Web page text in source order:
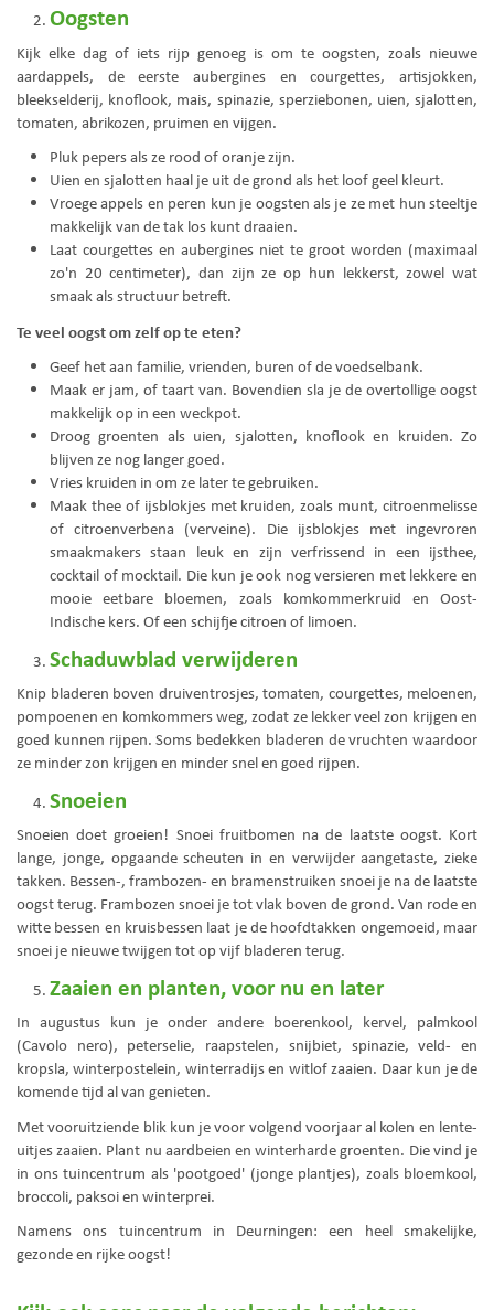
Oogsten
Kijk elke dag of iets rijp genoeg is om te oogsten, zoals nieuwe
aardappels, de eerste aubergines en courgettes, artisjokken,
bleekselderij, knoflook, mais, spinazie, sperziebonen, uien, sjalotten,
tomaten, abrikozen, pruimen en vijgen.
Pluk pepers als ze rood of oranje zijn.
Uien en sjalotten haal je uit de grond als het loof geel kleurt.
Vroege appels en peren kun je oogsten als je ze met hun steeltje
makkelijk van de tak los kunt draaien.
Laat courgettes en aubergines niet te groot worden (maximaal
zo'n 20 centimeter), dan zijn ze op hun lekkerst, zowel wat
smaak als structuur betreft.
Te veel oogst om zelf op te eten?
Geef het aan familie, vrienden, buren of de voedselbank.
Maak er jam, of taart van. Bovendien sla je de overtollige oogst
makkelijk op in een weckpot.
Droog groenten als uien, sjalotten, knoflook en kruiden. Zo
blijven ze nog langer goed.
Vries kruiden in om ze later te gebruiken.
Maak thee of ijsblokjes met kruiden, zoals munt, citroenmelisse
of citroenverbena (verveine). Die ijsblokjes met ingevroren
smaakmakers staan leuk en zijn verfrissend in een ijsthee,
cocktail of mocktail. Die kun je ook nog versieren met lekkere en
mooie eetbare bloemen, zoals komkommerkruid en Oost-
Indische kers. Of een schijfje citroen of limoen.
Schaduwblad verwijderen
Knip bladeren boven druiventrosjes, tomaten, courgettes, meloenen,
pompoenen en komkommers weg, zodat ze lekker veel zon krijgen en
goed kunnen rijpen. Soms bedekken bladeren de vruchten waardoor
ze minder zon krijgen en minder snel en goed rijpen.
Snoeien
Snoeien doet groeien! Snoei fruitbomen na de laatste oogst. Kort
lange, jonge, opgaande scheuten in en verwijder aangetaste, zieke
takken. Bessen-, frambozen- en bramenstruiken snoei je na de laatste
oogst terug. Frambozen snoei je tot vlak boven de grond. Van rode en
witte bessen en kruisbessen laat je de hoofdtakken ongemoeid, maar
snoei je nieuwe twijgen tot op vijf bladeren terug.
Zaaien en planten, voor nu en later
In augustus kun je onder andere boerenkool, kervel, palmkool
(Cavolo nero), peterselie, raapstelen, snijbiet, spinazie, veld- en
kropsla, winterpostelein, winterradijs en witlof zaaien. Daar kun je de
komende tijd al van genieten.
Met vooruitziende blik kun je voor volgend voorjaar al kolen en lente-
uitjes zaaien. Plant nu aardbeien en winterharde groenten. Die vind je
in ons tuincentrum als 'pootgoed' (jonge plantjes), zoals bloemkool,
broccoli, paksoi en winterprei.
Namens ons tuincentrum in Deurningen: een heel smakelijke,
gezonde en rijke oogst!